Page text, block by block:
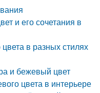
и его сочетания в
в разных стилях
и бежевый цвет
цвета в интерьере